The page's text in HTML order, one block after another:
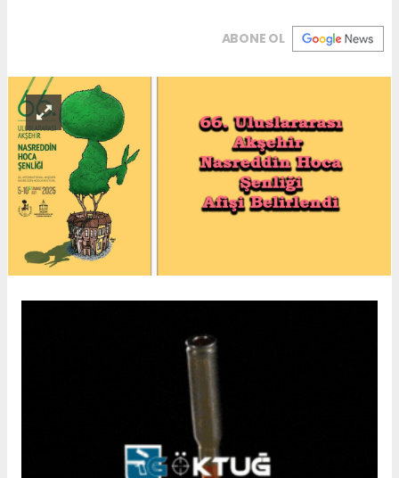
ABONE OL